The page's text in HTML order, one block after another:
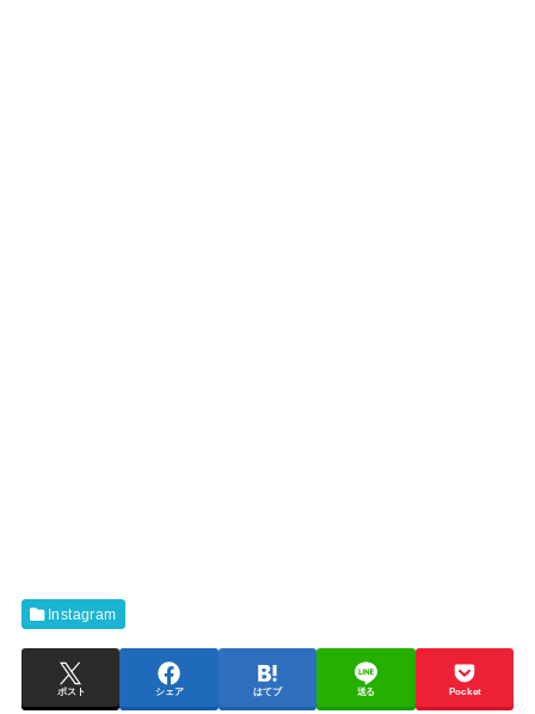
Instagram
ポスト シェア はてブ 送る Pocket